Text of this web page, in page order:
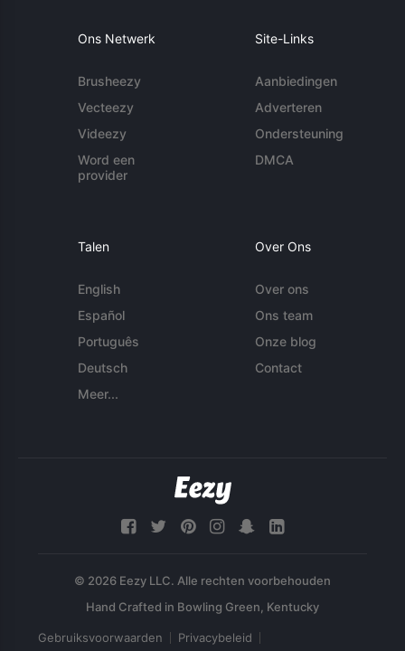
Ons Netwerk
Brusheezy
Vecteezy
Videezy
Word een
provider
Site-Links
Aanbiedingen
Adverteren
Ondersteuning
DMCA
Talen
English
Español
Português
Deutsch
Meer...
Over Ons
Over ons
Ons team
Onze blog
Contact
© 2026 Eezy LLC. Alle rechten voorbehouden
Gebruiksvoorwaarden Privacybeleid